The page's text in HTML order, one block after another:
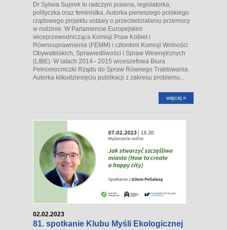
Dr Sylwia Suprek to radczyni prawna, legislatorka,
polityczka oraz feministka. Autorka pierwszego polskiego
rządowego projektu ustawy o przeciwdziałaniu przemocy
w rodzinie. W Parlamencie Europejskim
wiceprzewodnicząca Komisji Praw Kobiet i
Równouprawnienia (FEMM) i członkini Komisji Wolności
Obywatelskich, Sprawiedliwości i Spraw Wewnętrznych
(LIBE). W latach 2014– 2015 wiceszefowa Biura
Pełnomocniczki Rządu do Spraw Równego Traktowania.
Autorka kilkudziesięciu publikacji z zakresu problemu...
więcej »
02.02.2023
81. spotkanie Klubu Myśli Ekologicznej